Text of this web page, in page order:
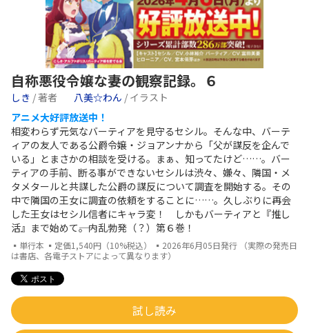
自称悪役令嬢な妻の観察記録。６
しき / 著者 八美☆わん / イラスト
アニメ大好評放送中！
相変わらず元気なバーティアを見守るセシル。そんな中、バーテ
ィアの友人である公爵令嬢・ジョアンナから「父が謀反を企んで
いる」とまさかの相談を受ける。まぁ、知ってたけど……。バー
ティアの手前、断る事ができないセシルは渋々、嫌々、隣国・メ
タメタールと共謀した公爵の謀反について調査を開始する。その
中で隣国の王女に調査の依頼をすることに……。久しぶりに再会
した王女はセシル信者にキャラ変！ しかもバーティアと『推し
活』まで始めて――。内乱勃発（？）第６巻！
▪単行本 ▪定価1,540円（10%税込） ▪2026年6月05日発行 （実際の発売日
は書店、各電子ストアによって異なります）
試し読み